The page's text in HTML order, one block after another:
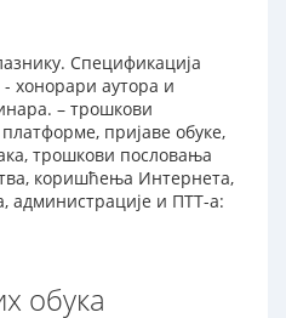
Спецификација
хонорари аутора и
– трошкови
пријаве обуке,
трошкови пословања
коришћења Интернета,
администрације и ПТТ-а:
обука